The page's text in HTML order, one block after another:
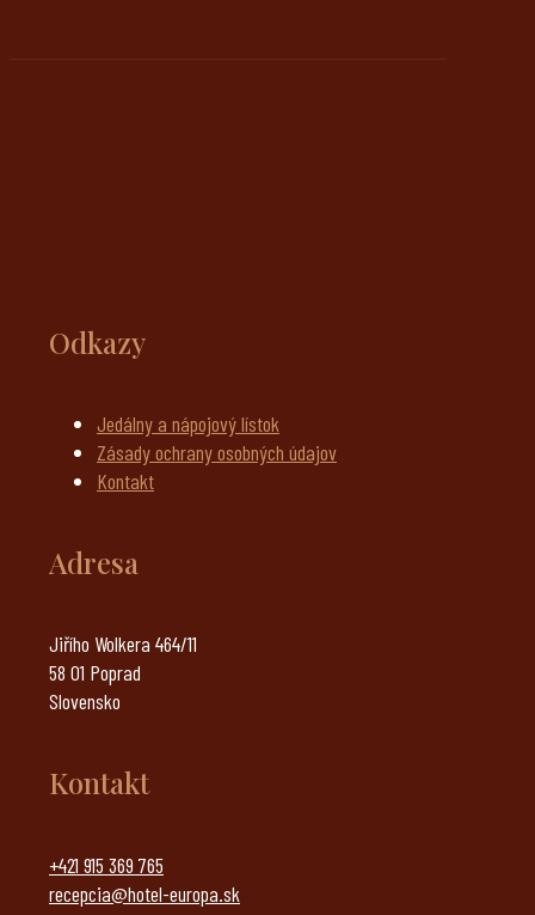
Odkazy
Jedálny a nápojový lístok
Zásady ochrany osobných údajov
Kontakt
Adresa
Jiřího Wolkera 464/11
58 01 Poprad
Slovensko
Kontakt
+421 915 369 765
recepcia@hotel-europa.sk